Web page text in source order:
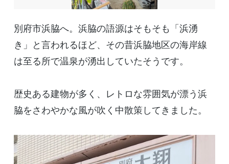
別府市浜脇へ。浜脇の語源はそもそも「浜湧
き」と言われるほど、その昔浜脇地区の海岸線
は至る所で温泉が湧出していたそうです。
歴史ある建物が多く、レトロな雰囲気が漂う浜
脇をさわやかな風が吹く中散策してきました。